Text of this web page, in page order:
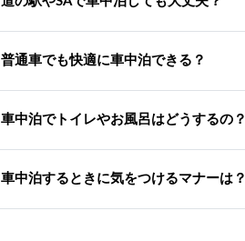
普通車でも快適に車中泊できる？
車中泊でトイレやお風呂はどうするの？
車中泊するときに気をつけるマナーは？